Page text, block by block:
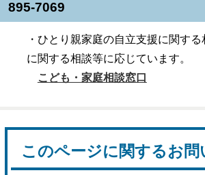
895-7069
・ひとり親家庭の自立支援に関す
に関する相談等に応じています。
こども・家庭相談窓口
このページに関するお問